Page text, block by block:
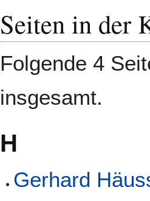
Navigation
Suche
Seiten in der
Folgende 4
insgesamt.
H
Gerhard